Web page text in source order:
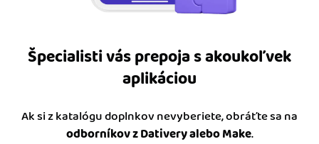
Špecialisti vás prepoja s akoukoľvek
aplikáciou
Ak si z katalógu doplnkov nevyberiete, obráťte sa na
odborníkov z Dativery alebo Make.